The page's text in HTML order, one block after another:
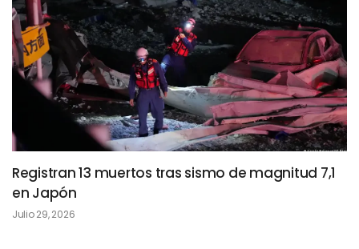
Registran 13 muertos tras sismo de magnitud 7,1
en Japón
Julio 29, 2026